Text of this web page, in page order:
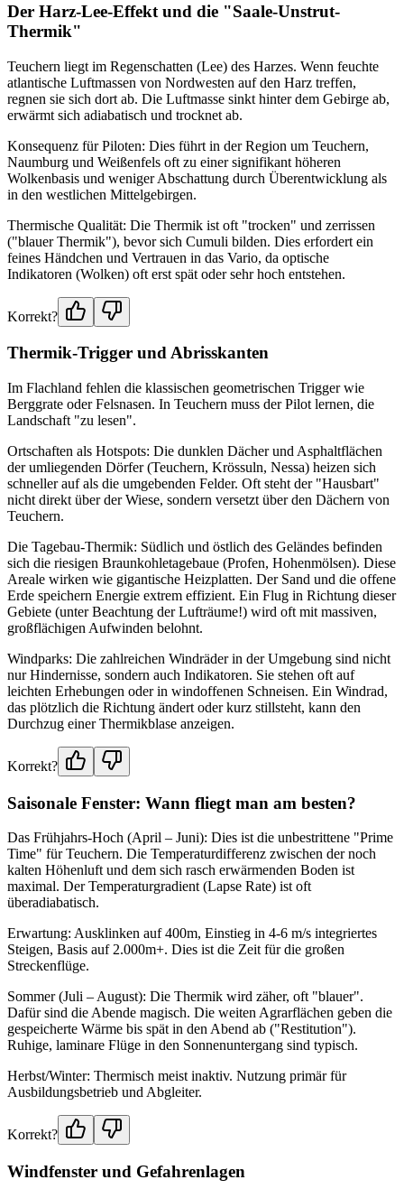
Der Harz-Lee-Effekt und die "Saale-Unstrut-
Thermik"
Teuchern liegt im Regenschatten (Lee) des Harzes. Wenn feuchte
atlantische Luftmassen von Nordwesten auf den Harz treffen,
regnen sie sich dort ab. Die Luftmasse sinkt hinter dem Gebirge ab,
erwärmt sich adiabatisch und trocknet ab.
Konsequenz für Piloten: Dies führt in der Region um Teuchern,
Naumburg und Weißenfels oft zu einer signifikant höheren
Wolkenbasis und weniger Abschattung durch Überentwicklung als
in den westlichen Mittelgebirgen.
Thermische Qualität: Die Thermik ist oft "trocken" und zerrissen
("blauer Thermik"), bevor sich Cumuli bilden. Dies erfordert ein
feines Händchen und Vertrauen in das Vario, da optische
Indikatoren (Wolken) oft erst spät oder sehr hoch entstehen.
Korrekt?
Thermik-Trigger und Abrisskanten
Im Flachland fehlen die klassischen geometrischen Trigger wie
Berggrate oder Felsnasen. In Teuchern muss der Pilot lernen, die
Landschaft "zu lesen".
Ortschaften als Hotspots: Die dunklen Dächer und Asphaltflächen
der umliegenden Dörfer (Teuchern, Krössuln, Nessa) heizen sich
schneller auf als die umgebenden Felder. Oft steht der "Hausbart"
nicht direkt über der Wiese, sondern versetzt über den Dächern von
Teuchern.
Die Tagebau-Thermik: Südlich und östlich des Geländes befinden
sich die riesigen Braunkohletagebaue (Profen, Hohenmölsen). Diese
Areale wirken wie gigantische Heizplatten. Der Sand und die offene
Erde speichern Energie extrem effizient. Ein Flug in Richtung dieser
Gebiete (unter Beachtung der Lufträume!) wird oft mit massiven,
großflächigen Aufwinden belohnt.
Windparks: Die zahlreichen Windräder in der Umgebung sind nicht
nur Hindernisse, sondern auch Indikatoren. Sie stehen oft auf
leichten Erhebungen oder in windoffenen Schneisen. Ein Windrad,
das plötzlich die Richtung ändert oder kurz stillsteht, kann den
Durchzug einer Thermikblase anzeigen.
Korrekt?
Saisonale Fenster: Wann fliegt man am besten?
Das Frühjahrs-Hoch (April – Juni): Dies ist die unbestrittene "Prime
Time" für Teuchern. Die Temperaturdifferenz zwischen der noch
kalten Höhenluft und dem sich rasch erwärmenden Boden ist
maximal. Der Temperaturgradient (Lapse Rate) ist oft
überadiabatisch.
Erwartung: Ausklinken auf 400m, Einstieg in 4-6 m/s integriertes
Steigen, Basis auf 2.000m+. Dies ist die Zeit für die großen
Streckenflüge.
Sommer (Juli – August): Die Thermik wird zäher, oft "blauer".
Dafür sind die Abende magisch. Die weiten Agrarflächen geben die
gespeicherte Wärme bis spät in den Abend ab ("Restitution").
Ruhige, laminare Flüge in den Sonnenuntergang sind typisch.
Herbst/Winter: Thermisch meist inaktiv. Nutzung primär für
Ausbildungsbetrieb und Abgleiter.
Korrekt?
Windfenster und Gefahrenlagen